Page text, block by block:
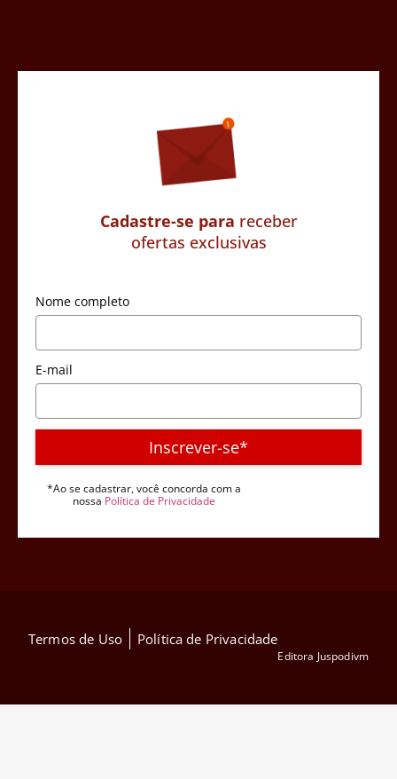
Cadastre-se para receber
ofertas exclusivas
Nome completo
E-mail
Inscrever-se*
*Ao se cadastrar, você concorda com a
nossa Política de Privacidade
Termos de Uso Política de Privacidade
Editora Juspodivm